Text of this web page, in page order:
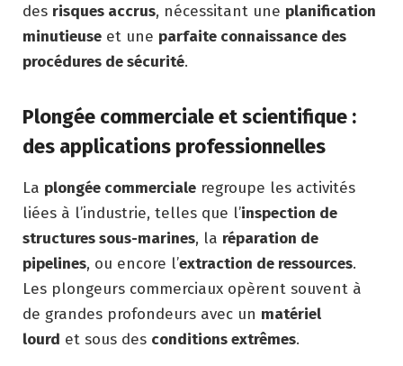
des risques accrus, nécessitant une planification
minutieuse et une parfaite connaissance des
procédures de sécurité.
Plongée commerciale et scientifique :
des applications professionnelles
La plongée commerciale regroupe les activités
liées à l’industrie, telles que l’inspection de
structures sous-marines, la réparation de
pipelines, ou encore l’extraction de ressources.
Les plongeurs commerciaux opèrent souvent à
de grandes profondeurs avec un matériel
lourd et sous des conditions extrêmes.